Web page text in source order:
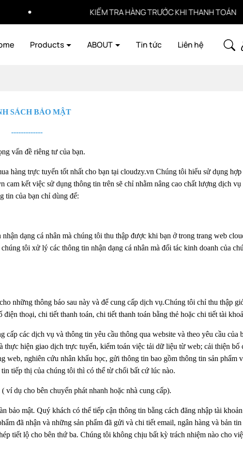
KIỂM TRA HÀNG TRƯỚC KHI THANH TOÁN
Products ABOUT Tin tức Liên hệ
SÁCH BẢO MẬT
-------------
vấn đề riêng tư của bạn.
hàng trực tuyến tốt nhất cho bạn tại cloudzy.vn Chúng tôi hiểu sử dụng
kết việc sử dụng thông tin trên sẽ chỉ nhằm nâng cao chất lượng dịch vụ
tin của bạn chỉ dùng để:
dạng cá nhân mà chúng tôi thu thập được khi bạn ở trong trang web
tôi xử lý các thông tin nhận dạng cá nhân mà đối tác kinh doanh của
những thông báo sau này và để cung cấp dịch vụ.Chúng tôi chỉ thu thập
thoại, chi tiết thanh toán, chi tiết thanh toán bằng thẻ hoặc chi tiết tài
các dịch vụ và thông tin yêu cầu thông qua website và theo yêu cầu của
hiện giao dịch trực tuyến, kiểm toán việc tải dữ liệu từ web; cải thiện bố
nghiên cứu nhân khẩu học, gửi thông tin bao gồm thông tin sản phẩm
tiếp thị của chúng tôi thì có thể từ chối bất cứ lúc nào.
ví dụ cho bên chuyển phát nhanh hoặc nhà cung cấp).
mật. Quý khách có thể tiếp cận thông tin bằng cách đăng nhập tài
đã nhận và những sản phẩm đã gửi và chi tiết email, ngân hàng và bản
tiết lộ cho bên thứ ba. Chúng tôi không chịu bất kỳ trách nhiệm nào cho